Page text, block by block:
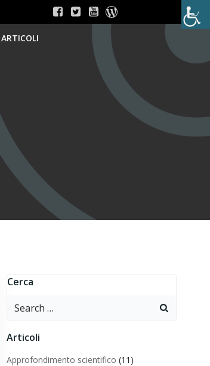
Cerca
Search
Articoli
Approfondimento scientifico (11)